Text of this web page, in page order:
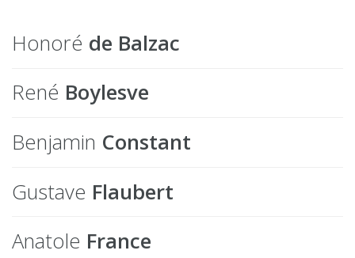
Honoré de Balzac
René Boylesve
Benjamin Constant
Gustave Flaubert
Anatole France